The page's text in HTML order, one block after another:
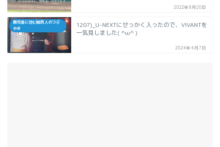
2022年8月20日
鹿児島に住む関西人のつぶ
やき
1207)_U-NEXTにせっかく入ったので、VIVANTを
一気見しました( ^ω^ )
2024年4月7日